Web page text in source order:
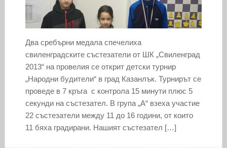
Два сребърни медала спечелиха
свиленградските състезатели от ШК „Свиленград
2013“ на провелия се открит детски турнир
„Народни будители“ в град Казанлък. Турнирът се
проведе в 7 кръга с контрола 15 минути плюс 5
секунди на състезател. В група „А“ взеха участие
22 състезатели между 11 до 16 години, от които
11 бяха градирани. Нашият състезател […]